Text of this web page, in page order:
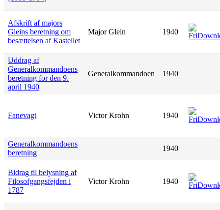
Afskrift af majors
Gleins beretning om
besættelsen af Kastellet
Major Glein 1940
Uddrag af
Generalkommandoens
beretning for den 9.
april 1940
Generalkommandoen 1940
Fanevagt Victor Krohn 1940
Generalkommandoens
beretning
1940
Bidrag til belysning af
Filosofgangsfejden i
1787
Victor Krohn 1940